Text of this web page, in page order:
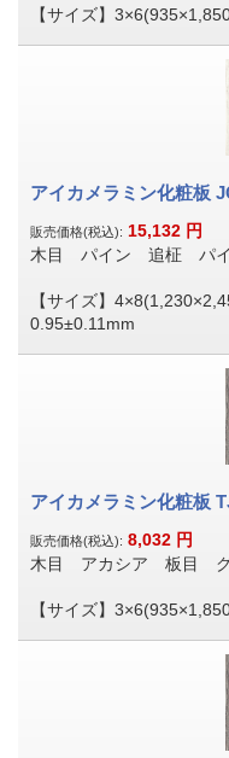
【サイズ】
アイカメラミン化粧板
販売価格(税込): 15,132 円
木目 パイン 追柾 パイ
【サイズ】
0.95±0.11mm
アイカメラミン化粧板
販売価格(税込): 8,032 円
木目 アカシア 板目 グ
【サイズ】